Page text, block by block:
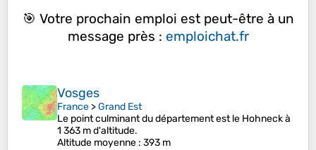
🎯 Votre prochain emploi est peut-être à un
message près : emploichat.fr
Vosges
France >Grand Est
Le point culminant du département est le Hohneck à
1 363 m d'altitude.
Altitude moyenne : 393 m